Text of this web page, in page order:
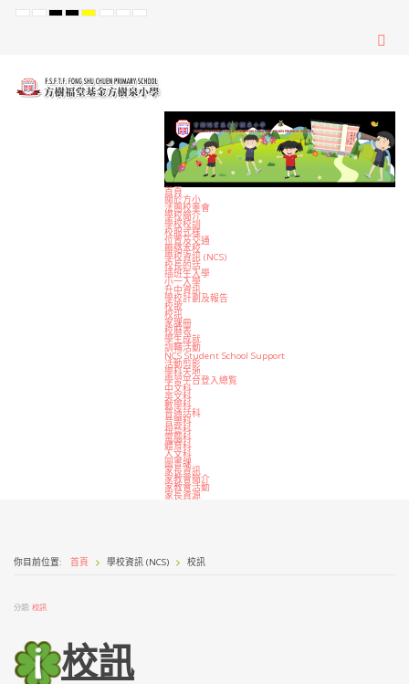
DefaultNightHighHighHighSet Set Set
首頁
關於方小
法團校董會
學校簡介
學校校訓
校服式樣
位置及交通
聯絡本校
學校資訊 (NCS)
校長的話
插班生入學
小一入學
升中資訊
學校計劃及報告
校歌
校訊
家課冊
校曆表
學生成就
訓輔活動
NCS Student School Support
活動剪影
學科天地
學習平台登入總覧
中文科
英文科
數學科
普通話科
音樂科
視藝科
電腦科
體育科
人文科
圖書課
家長資訊
家教會簡介
家教會活動
家長資源
你目前位置: 首頁 學校資訊 (NCS) 校訊
分類:校訊
校訊